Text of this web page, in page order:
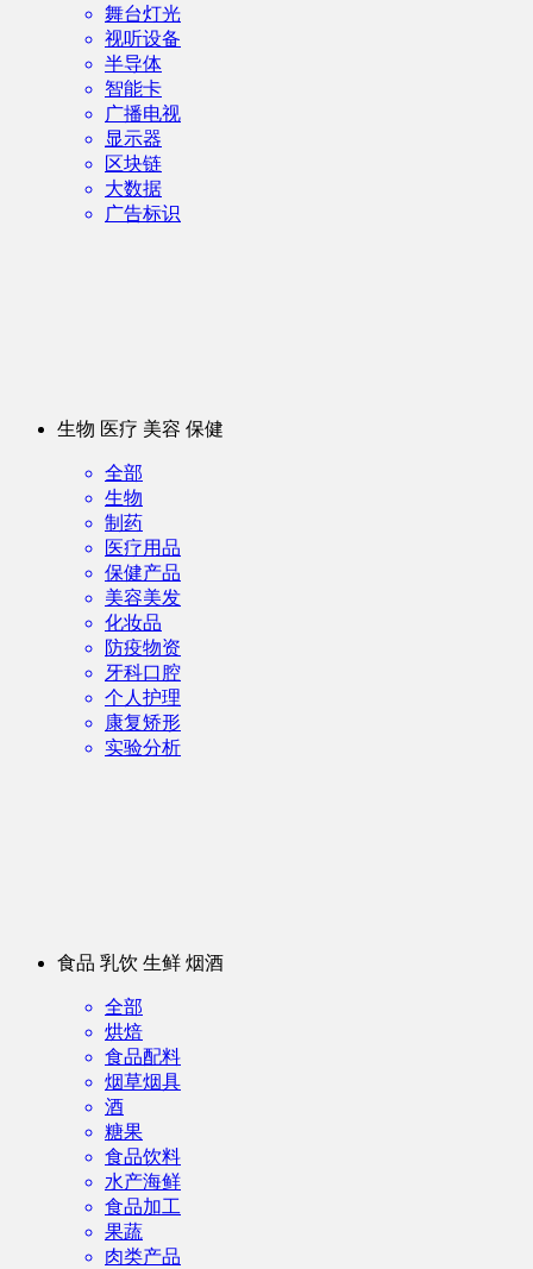
舞台灯光
视听设备
半导体
智能卡
广播电视
显示器
区块链
大数据
广告标识
生物 医疗 美容 保健
全部
生物
制药
医疗用品
保健产品
美容美发
化妆品
防疫物资
牙科口腔
个人护理
康复矫形
实验分析
食品 乳饮 生鲜 烟酒
全部
烘焙
食品配料
烟草烟具
酒
糖果
食品饮料
水产海鲜
食品加工
果蔬
肉类产品